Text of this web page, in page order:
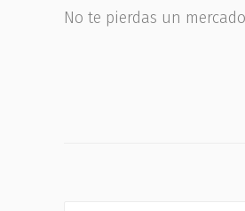
No te pierdas un